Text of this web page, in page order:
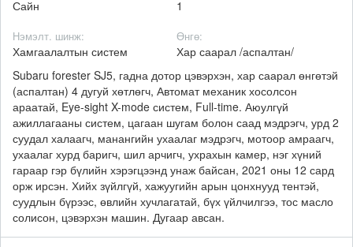
Сайн 1
Нэмэлт. шинж:
Хамгаалалтын систем
Өнгө:
Хар саарал /аспалтан/
Subaru forester SJ5, гадна дотор цэвэрхэн, хар саарал өнгөтэй
(аспалтан) 4 дугуй хөтлөгч, Автомат механик хосолсон
араатай, Eye-sight X-mode систем, Full-time. Аюулгүй
ажиллагааны систем, цагаан шугам болон саад мэдрэгч, урд 2
суудал халаагч, манангийн ухаалаг мэдрэгч, мотоор амраагч,
ухаалаг хурд баригч, шил арчигч, ухрахын камер, нэг хүний
гараар гэр бүлийн хэрэгцээнд унаж байсан, 2021 оны 12 сард
орж ирсэн. Хийх зүйлгүй, хажуугийн арын цонхнууд тентэй,
суудлын бүрээс, өвлийн хучлагатай, бүх үйлчилгээ, тос масло
солисон, цэвэрхэн машин. Дугаар авсан.